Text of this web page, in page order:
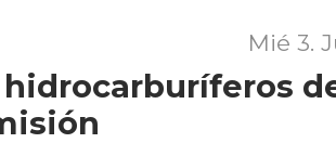
Mié 3.